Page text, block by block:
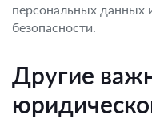
персональных данных
безопасности.
Другие